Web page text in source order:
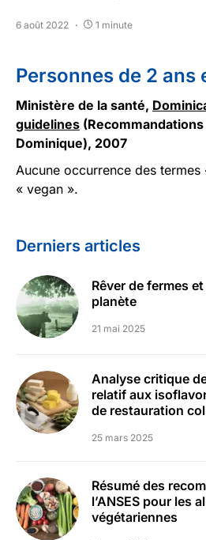
6 août 2022 1 minute
Personnes de 2 ans
Ministère de la santé,
guidelines
Dominique), 2007
Aucune occurrence des
« vegan ».
Derniers articles
Rêver de fermes
planète
21 mai 2025
Analyse critique
relatif aux
de restauration
25 mars 2025
Résumé des
l’ANSES pour les
végétariennes